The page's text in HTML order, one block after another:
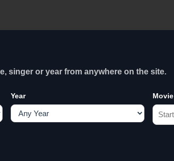
singer or year from anywhere on the site.
Year Movie